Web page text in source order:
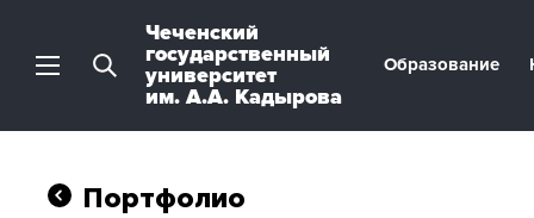
Чеченский
государственный
университет
им. А.А. Кадырова
Образование
Портфолио